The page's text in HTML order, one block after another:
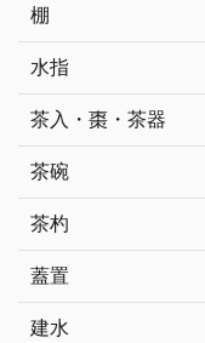
棚
水指
茶入・棗・茶器
茶碗
茶杓
蓋置
建水